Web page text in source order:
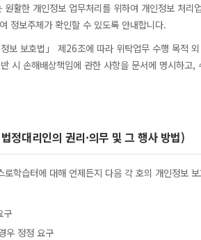
원활한 개인정보 업무처리를 위하여 개인정보 처
정보주체가 확인할 수 있도록 안내합니다.
보 보호법」 제26조에 따라 위탁업무 수행 목적
시 손해배상책임에 관한 사항을 문서에 명시하고
정대리인의 권리·의무 및 그 행사 방법)
로학습터에 대해 언제든지 다음 각 호의 개인정보
구
우 정정 요구